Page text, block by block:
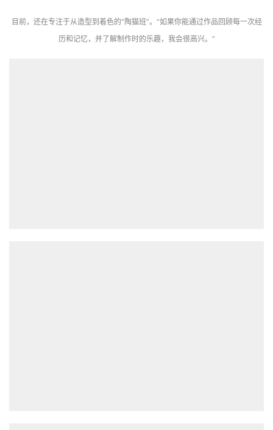
目前，还在专注于从造型到着色的“陶猫班”。“如果你能通过作品回顾每一次经
历和记忆，并了解制作时的乐趣，我会很高兴。”